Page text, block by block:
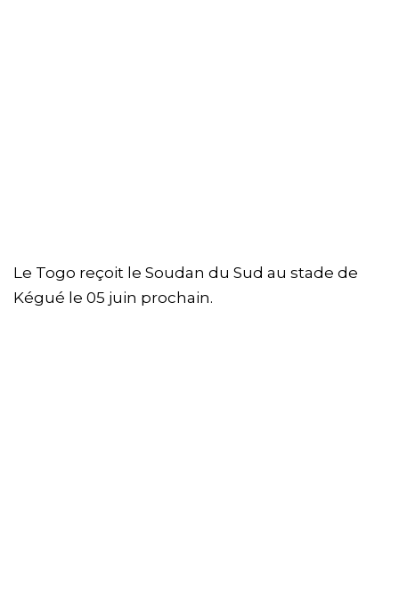
Le Togo reçoit le Soudan du Sud au stade de
Kégué le 05 juin prochain.